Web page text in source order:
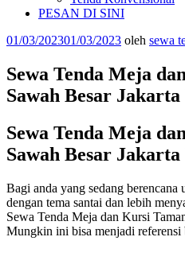
PESAN DI SINI
Diposkan
01/03/202301/03/2023 oleh sewa
Sewa Tenda Meja
Sawah Besar Jakarta
Sewa Tenda Meja
Sawah Besar Jakarta
Bagi anda yang sedang berencana
dengan tema santai dan lebih
Sewa Tenda Meja dan Kursi
Mungkin ini bisa menjadi referensi